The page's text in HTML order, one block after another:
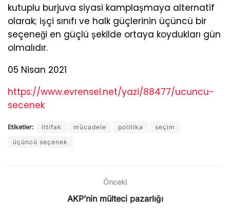
kutuplu burjuva siyasi kamplaşmaya alternatif
olarak; işçi sınıfı ve halk güçlerinin üçüncü bir
seçeneği en güçlü şekilde ortaya koydukları gün
olmalıdır.
05 Nisan 2021
https://www.evrensel.net/yazi/88477/ucuncu-
secenek
Etiketler: ittifak mücadele politika
seçim
üçüncü seçenek
Önceki
AKP’nin mülteci pazarlığı